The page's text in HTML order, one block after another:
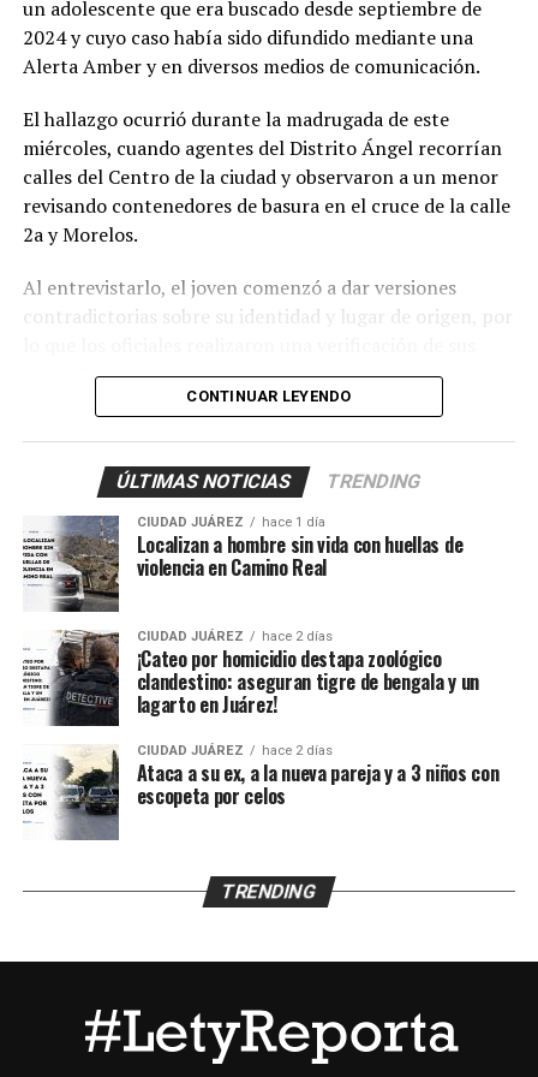
un adolescente que era buscado desde septiembre de
2024 y cuyo caso había sido difundido mediante una
Alerta Amber y en diversos medios de comunicación.
El hallazgo ocurrió durante la madrugada de este
miércoles, cuando agentes del Distrito Ángel recorrían
calles del Centro de la ciudad y observaron a un menor
revisando contenedores de basura en el cruce de la calle
2a y Morelos.
Al entrevistarlo, el joven comenzó a dar versiones
contradictorias sobre su identidad y lugar de origen, por
datos. Fue entonces cuando confirmaron que se trataba
Axel Jovany Escobar, de 13 años de edad, quien
5 de septiembre de 2024.
Los policías activaron de inmediato el protocolo de
protección para menores y trasladaron al adolescente al
Centro de Detención Zona Sur, donde fue revisado por
un médico que confirmó que se encontraba en buenas
condiciones de salud.
Posteriormente fue puesto a disposición de la Unidad de
Niñas, Niños y Adolescentes (UNNA), mientras la
Agencia Estatal de Investigación inició los trámites para
su reunificación con la familia y continuará con las
investigaciones para esclarecer qué ocurrió durante el
tiempo que permaneció desaparecido.
CONTINUAR LEYENDO
ÚLTIMAS NOTICIAS TRENDING
CIUDAD JUÁREZ hace 1 día
Localizan a hombre sin vida con huellas de
violencia en Camino Real
CIUDAD JUÁREZ hace 2 días
¡Cateo por homicidio destapa zoológico
clandestino: aseguran tigre de bengala y un
lagarto en Juárez!
CIUDAD JUÁREZ hace 2 días
Ataca a su ex, a la nueva pareja y a 3 niños con
escopeta por celos
TRENDING